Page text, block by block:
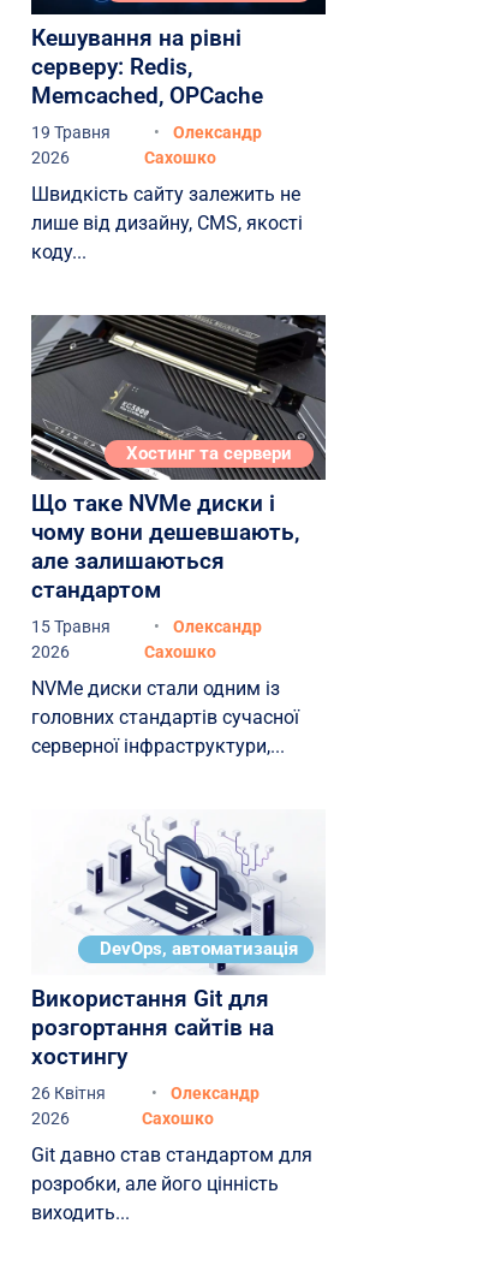
Кешування на рівні
серверу: Redis,
Memcached, OPCache
19 Травня
2026
Олександр
Сахошко
Швидкість сайту залежить не
лише від дизайну, CMS, якості
коду...
Хостинг та сервери
Що таке NVMe диски і
чому вони дешевшають,
але залишаються
стандартом
15 Травня
2026
Олександр
Сахошко
NVMe диски стали одним із
головних стандартів сучасної
серверної інфраструктури,...
DevOps, автоматизація
Використання Git для
розгортання сайтів на
хостингу
26 Квітня
2026
Олександр
Сахошко
Git давно став стандартом для
розробки, але його цінність
виходить...